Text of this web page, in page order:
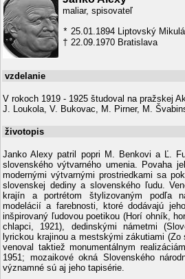
maliar, spisovateľ
* 25.01.1894 Liptovský
† 22.09.1970 Bratislava
vzdelanie
V rokoch 1919 - 1925 študoval na pražskej
J. Loukola, V. Bukovac, M. Pirner, M.
životopis
Janko Alexy patril popri M. Benkovi a Ľ.
slovenského výtvarného umenia. Povaha
modernými výtvarnými prostriedkami sa
slovenskej dediny a slovenského ľudu.
krajín a portrétom štylizovaným podľa
modelácií a farebnosti, ktoré dodávajú
inšpirovaný ľudovou poetikou (Horí ohník,
chlapci, 1921), dedinskými námetmi
lyrickou krajinou a mestskými zákutiami
venoval taktiež monumentálnym
1951; mozaikové okná Slovenského
významné sú aj jeho tapisérie.